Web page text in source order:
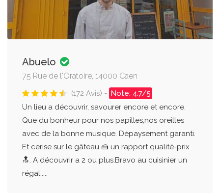
Abuelo
75 Rue de l'Oratoire, 14000 Caen
(172 Avis) - Note: 4.7/5
Un lieu a découvrir, savourer encore et encore.
Que du bonheur pour nos papilles,nos oreilles
avec de la bonne musique. Dépaysement garanti.
Et cerise sur le gâteau 🍰 un rapport qualité-prix
🔝. A découvrir a 2 ou plus.Bravo au cuisinier un
régal.....